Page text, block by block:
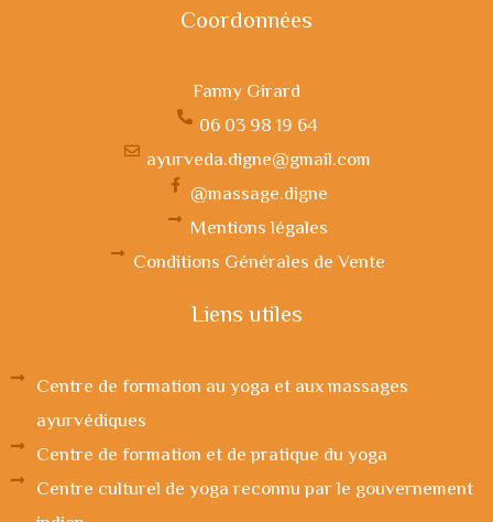
Coordonnées
Fanny Girard
06 03 98 19 64
ayurveda.digne@gmail.com
@massage.digne
Mentions légales
Conditions Générales de Vente
Liens utiles
Centre de formation au yoga et aux massages
ayurvédiques
Centre de formation et de pratique du yoga
Centre culturel de yoga reconnu par le gouvernement